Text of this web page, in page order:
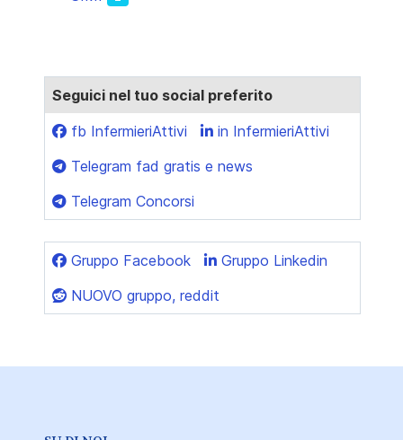
Seguici nel tuo social preferito
fb InfermieriAttivi
in InfermieriAttivi
Telegram fad gratis e news
Telegram Concorsi
Gruppo Facebook
Gruppo Linkedin
NUOVO gruppo, reddit